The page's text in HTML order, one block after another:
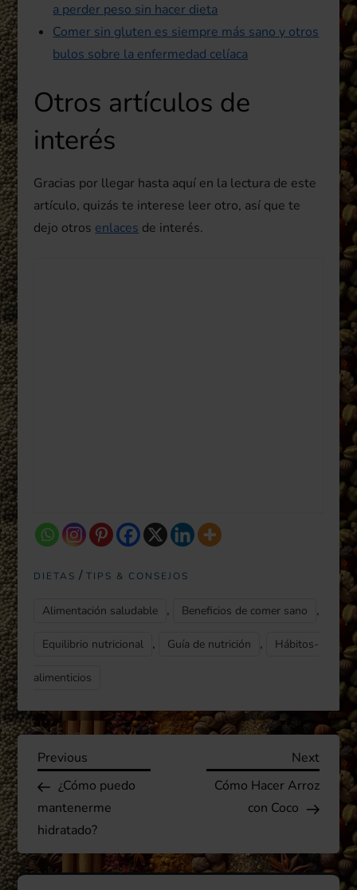
a perder peso sin hacer dieta
Comer sin gluten es siempre más sano y otros
bulos sobre la enfermedad celíaca
Otros artículos de
interés
Gracias por llegar hasta aquí en la lectura de este
artículo, quizás te interese leer otro, así que te
dejo otros enlaces de interés.
DIETAS /TIPS & CONSEJOS
Alimentación saludable , Beneficios de comer sano ,
Equilibrio nutricional , Guía de nutrición , Hábitos-
alimenticios
N
a
v
e
Previous
Post
Previous
¿Cómo puedo
mantenerme
hidratado?
Next
Post
Next
Cómo Hacer Arroz
con Coco